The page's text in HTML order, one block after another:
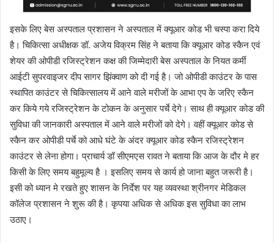
इसके लिए बेस अस्पताल प्रशासन ने अस्पताल में क्यूआर कोड भी चस्पा करा दिये
है। चिकित्सा अधीक्षक डॉ. अजेय विक्रम सिंह ने बताया कि क्यूआर कोड स्कैन एवं
शेयर की ओपीडी रजिस्ट्रेशन कक्ष की जिम्मेदारी बेस अस्पताल के नियत कर्मी
आईटी सुपरवाइजर दीप सागर झिंक्वाण को दी गई है। जो ओपीडी काउंटर के पास
स्थापित काउंटर से चिकित्सालय में आने वाले मरीजों के आभा एप के जरिए स्कैन
कर किये गये रजिस्ट्रेशन के टोकन के अनुसार पर्चे देगे। साथ ही क्यूआर कोड की
सुविधा की जानकारी अस्पताल में आने वाले मरीजों को देगे। वहीं क्यूआर कोड से
स्कैन कर ओपीडी पर्चे को आधे घंटे के अंदर क्यूआर कोड स्कैन रजिस्ट्रेशन
काउंटर से लेना होगा। प्राचार्य डॉ सीएमएस रावत ने बताया कि आज के दौर मे हर
किसी के लिए समय बहुमूल्य है । इसलिए समय से कार्य हो जाना बहुत जरूरी है।
इसी को ध्यान मे रखते हुए शासन के निर्देश पर यह व्यवस्था श्रीनगर मेडिकल
कॉलेज प्रशासन ने शुरू की है। कृपया अधिक से अधिक इस सुविधा का लाभ
उठाए।